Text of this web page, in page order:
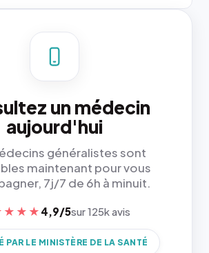
un médecin
aujourd'hui
généralistes sont
maintenant pour vous
7j/7 de 6h à minuit.
4,9/5sur 125k avis
PAR LE MINISTÈRE DE LA SANTÉ